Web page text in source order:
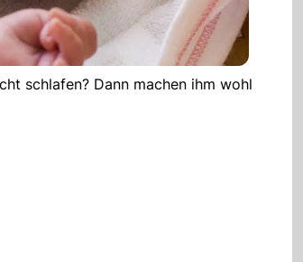
schlafen? Dann machen ihm wohl